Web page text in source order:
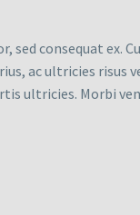
sed consequat
ac ultricies
ultricies. Morbi